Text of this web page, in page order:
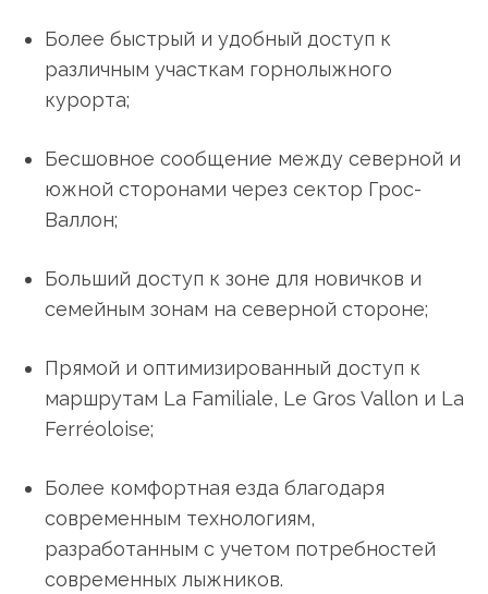
Более быстрый и удобный доступ к
различным участкам горнолыжного
курорта;
Бесшовное сообщение между северной и
южной сторонами через сектор Грос-
Валлон;
Больший доступ к зоне для новичков и
семейным зонам на северной стороне;
Прямой и оптимизированный доступ к
маршрутам La Familiale, Le Gros Vallon и La
Ferréoloise;
Более комфортная езда благодаря
современным технологиям,
разработанным с учетом потребностей
современных лыжников.